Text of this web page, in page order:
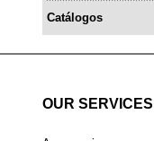
Catálogos
OUR SERVICES